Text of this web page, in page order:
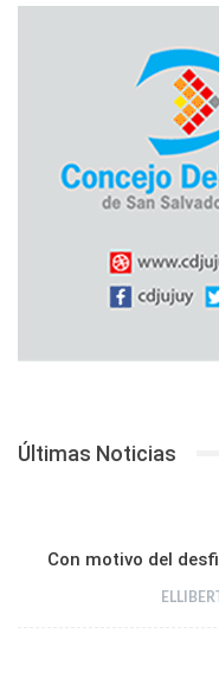
Últimas Noticias
Con motivo del